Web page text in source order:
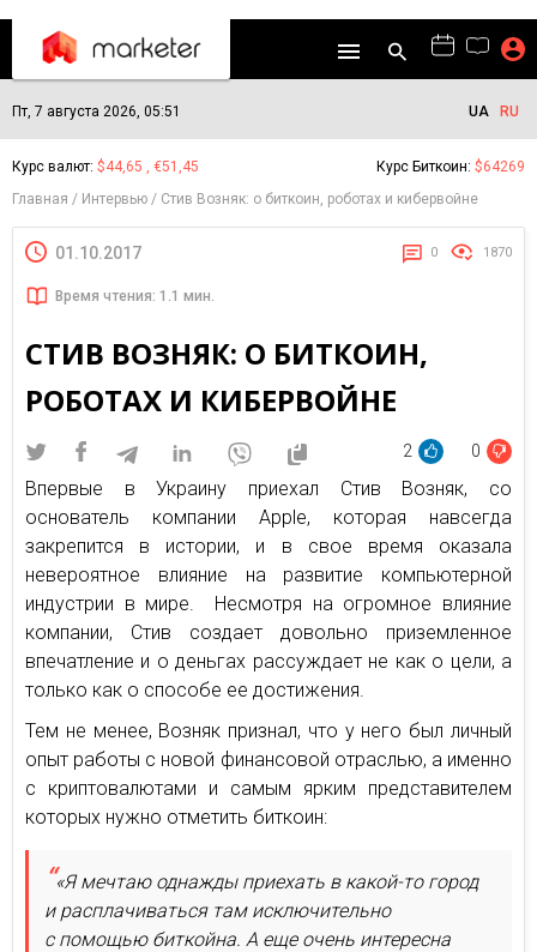
Пт, 7 августа 2026, 05:51 UA RU
Курс валют: $44,65 , €51,45 Курс Биткоин: $64269
Главная
Интервью Стив Возняк: о биткоин, роботах и кибервойне
01.10.2017 0 1870
Время чтения: 1.1 мин.
СТИВ ВОЗНЯК: О БИТКОИН,
РОБОТАХ И КИБЕРВОЙНЕ
2 0
Впервые в Украину приехал Стив Возняк, со
основатель компании Apple, которая навсегда
закрепится в истории, и в свое время оказала
невероятное влияние на развитие компьютерной
индустрии в мире. Несмотря на огромное влияние
компании, Стив создает довольно приземленное
впечатление и о деньгах рассуждает не как о цели, а
только как о способе ее достижения.
Тем не менее, Возняк признал, что у него был личный
опыт работы с новой финансовой отраслью, а именно
с криптовалютами и самым ярким представителем
которых нужно отметить биткоин:
«Я мечтаю однажды приехать в какой-то город
и расплачиваться там исключительно
с помощью биткойна. А еще очень интересна